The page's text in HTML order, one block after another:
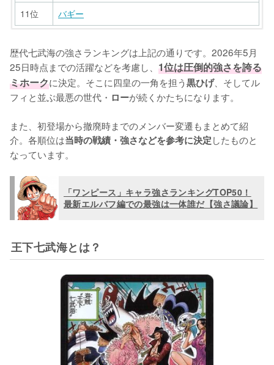
11位
バギー
1位
ジュラキュール・ミホーク
2位
ドンキホーテ・ドフラミンゴ
3位
サー・クロコダイル
4位
ボア・ハンコック
5位
ジンベエ
6位
7位
ゲッコー・モリア
1位
ジュラキュール・ミホーク
2位
ドンキホーテ・ドフラミンゴ
3位
ボア・ハンコック
4位
バーソロミュー・くま
1位
ジュラキュール・ミホーク
2位
ドンキホーテ・ドフラミンゴ
3位
エドワード・ウィーブル
4位
ボア・ハンコック
5位
バーソロミュー・くま
6位
7位
バギー
1位
ジュラキュール・ミホーク
2位
エドワード・ウィーブル
3位
ボア・ハンコック
4位
バーソロミュー・くま
5位
歴代七武海の強さランキングは上記の通りです。2026年5月
25日時点までの活躍などを考慮し、 1位は圧倒的強さを誇る
ミホークに決定。そこに四皇の一角を担う黒ひげ、そしてル
フィと並ぶ最悪の世代・ ローが続くかたちになります。
また、初登場から撤廃時までのメンバー変遷もまとめて紹
介。各順位は当時の戦績・強さなどを参考に決定したものと
なっています。
「ワンピース」キャラ強さランキングTOP50！
最新エルバフ編での最強は一体誰だ【強さ議論】
王下七武海とは？